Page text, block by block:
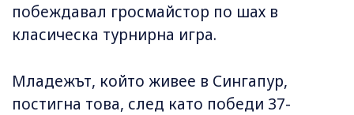
побеждавал гросмайстор по шах в
класическа турнирна игра.
Младежът, който живее в Сингапур,
постигна това, след като победи 37-